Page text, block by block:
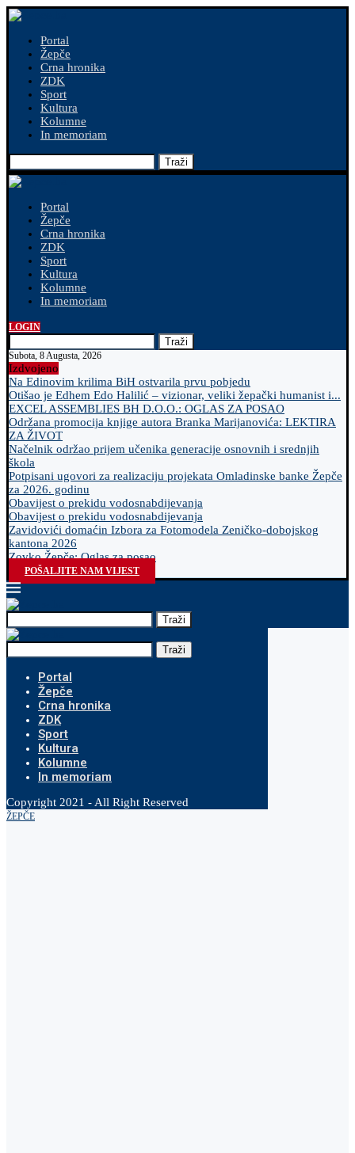
Portal
Žepče
Crna hronika
ZDK
Sport
Kultura
Kolumne
In memoriam
Traži
Portal
Žepče
Crna hronika
ZDK
Sport
Kultura
Kolumne
In memoriam
LOGIN
Traži
Subota, 8 Augusta, 2026
Izdvojeno
Na Edinovim krilima BiH ostvarila prvu pobjedu
Otišao je Edhem Edo Halilić – vizionar, veliki žepački humanist i...
EXCEL ASSEMBLIES BH D.O.O.: OGLAS ZA POSAO
Održana promocija knjige autora Branka Marijanovića: LEKTIRA
ZA ŽIVOT
Načelnik održao prijem učenika generacije osnovnih i srednjih
škola
Potpisani ugovori za realizaciju projekata Omladinske banke Žepče
za 2026. godinu
Obavijest o prekidu vodosnabdijevanja
Obavijest o prekidu vodosnabdijevanja
Zavidovići domaćin Izbora za Fotomodela Zeničko-dobojskog
kantona 2026
Zovko Žepče: Oglas za posao
POŠALJITE NAM VIJEST
Traži
Traži
Portal
Žepče
Crna hronika
ZDK
Sport
Kultura
Kolumne
In memoriam
Copyright 2021 - All Right Reserved
ŽEPČE